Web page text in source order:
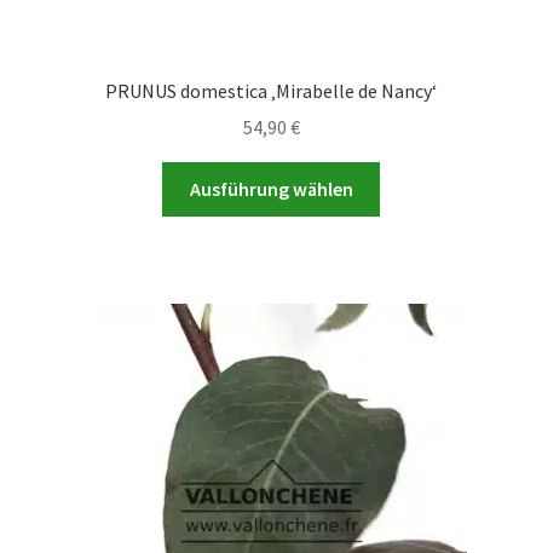
PRUNUS domestica ‚Mirabelle de Nancy‘
54,90 €
Ausführung wählen
können
auf
der
Produktseite
gewählt